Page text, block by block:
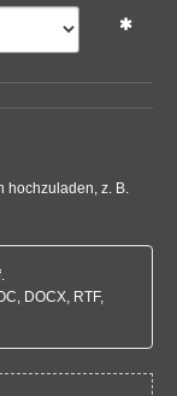
hochzuladen, z. B.
.
DOCX, RTF,